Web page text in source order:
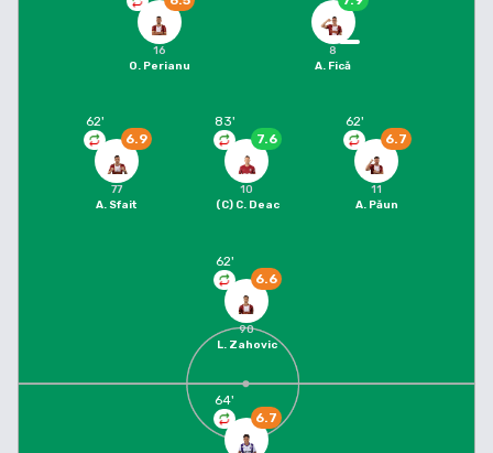
16
O. Perianu
8
A. Fică
6.9
62'
77
A. Sfait
7.6
83'
10
(C) C. Deac
6.7
62'
11
A. Păun
6.6
62'
90
L. Zahovic
6.7
64'